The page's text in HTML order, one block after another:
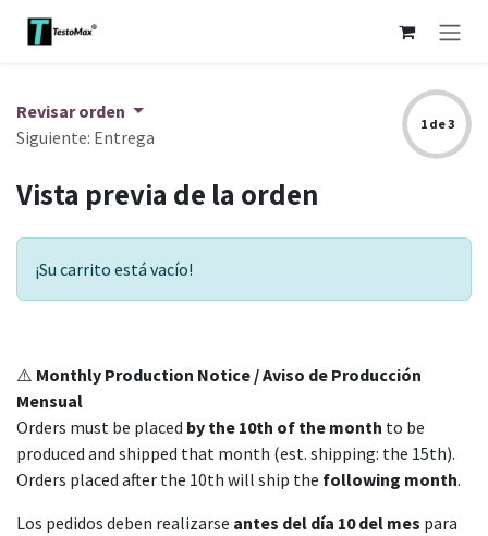
Ir al contenido
Revisar orden
Siguiente: Entrega
1 de 3
Vista previa de la orden
¡Su carrito está vacío!
⚠️ Monthly Production Notice / Aviso de Producción
Mensual
Orders must be placed by the 10th of the month to be
produced and shipped that month (est. shipping: the 15th).
Orders placed after the 10th will ship the following month.
Los pedidos deben realizarse antes del día 10 del mes para